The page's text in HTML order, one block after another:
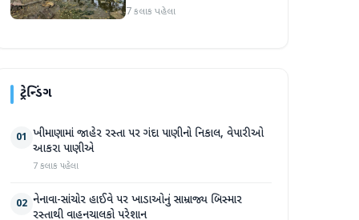
સપ્તાહમાં સેંકડો ભૂંડોના મોત
7 કલાક પહેલા
ટ્રેન્ડિંગ
01 ખીમાણામાં જાહેર રસ્તા પર ગંદા પાણીનો નિકાલ, વેપારીઓ
આકરા પાણીએ
7 કલાક પહેલા
02 નેનાવા-સાંચોર હાઈવે પર ખાડાઓનું સામ્રાજ્ય બિસ્માર
રસ્તાથી વાહનચાલકો પરેશાન